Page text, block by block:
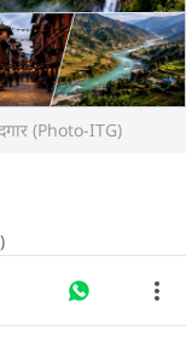
(Photo-ITG)